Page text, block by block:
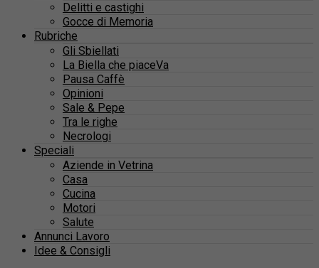
Delitti e castighi
Gocce di Memoria
Rubriche
Gli Sbiellati
La Biella che piaceVa
Pausa Caffè
Opinioni
Sale & Pepe
Tra le righe
Necrologi
Speciali
Aziende in Vetrina
Casa
Cucina
Motori
Salute
Annunci Lavoro
Idee & Consigli